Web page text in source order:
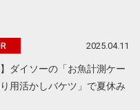
2025.04.11
】ダイソーの「お魚計測ケー
用活かしバケツ」で夏休み